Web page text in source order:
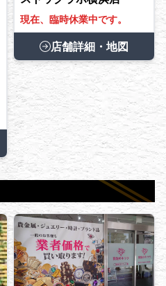
現在、臨時休業中です。
店舗詳細・地図